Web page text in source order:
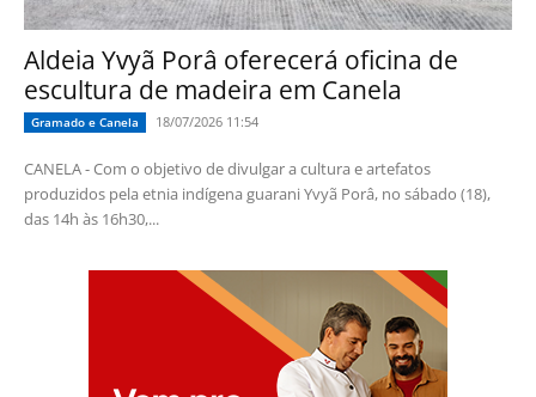
Aldeia Yvyã Porâ oferecerá oficina de
escultura de madeira em Canela
Gramado e Canela 18/07/2026 11:54
CANELA - Com o objetivo de divulgar a cultura e artefatos
produzidos pela etnia indígena guarani Yvyã Porâ, no sábado (18),
das 14h às 16h30,...